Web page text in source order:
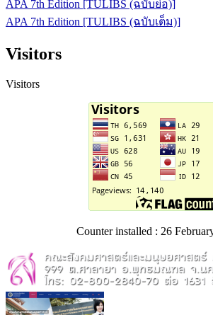
APA 7th Edition [TULIBS (ฉบับย่อ)]
APA 7th Edition [TULIBS (ฉบับเต็ม)]
Visitors
Visitors
Counter installed : 26